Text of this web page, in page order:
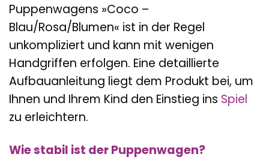
Puppenwagens »Coco –
Blau/Rosa/Blumen« ist in der Regel
unkompliziert und kann mit wenigen
Handgriffen erfolgen. Eine detaillierte
Aufbauanleitung liegt dem Produkt bei, um
Ihnen und Ihrem Kind den Einstieg ins Spiel
zu erleichtern.
Wie stabil ist der Puppenwagen?